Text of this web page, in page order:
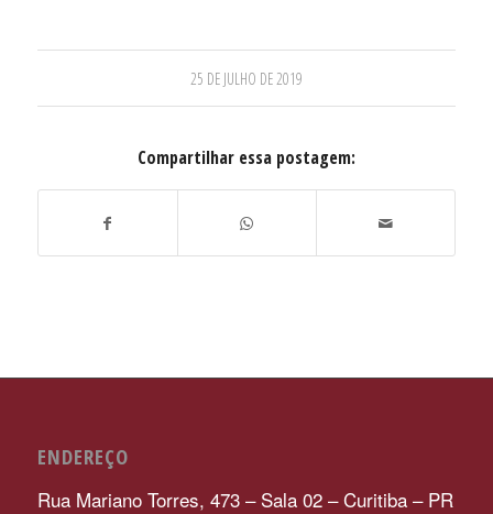
25 DE JULHO DE 2019
Compartilhar essa postagem:
ENDEREÇO
Rua Mariano Torres, 473 – Sala 02 – Curitiba – PR